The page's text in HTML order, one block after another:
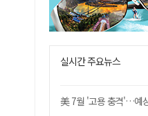
실시간 주요뉴스
美 7월 '고용 충격'…예